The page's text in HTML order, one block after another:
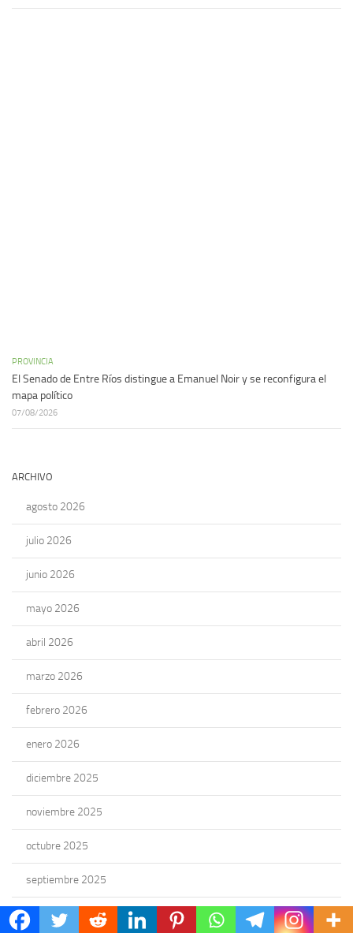
PROVINCIA
El Senado de Entre Ríos distingue a Emanuel Noir y se reconfigura el
mapa político
07/08/2026
ARCHIVO
agosto 2026
julio 2026
junio 2026
mayo 2026
abril 2026
marzo 2026
febrero 2026
enero 2026
diciembre 2025
noviembre 2025
octubre 2025
septiembre 2025
agosto 2025